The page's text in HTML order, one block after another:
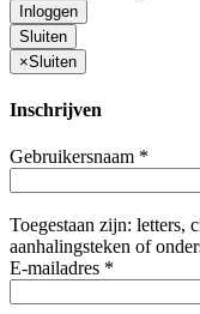
Inloggen
Sluiten
×Sluiten
Inschrijven
Gebruikersnaam *
Toegestaan zijn: letters,
aanhalingsteken of
E-mailadres *